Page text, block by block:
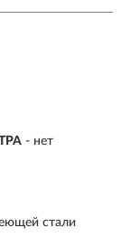
- нет
стали